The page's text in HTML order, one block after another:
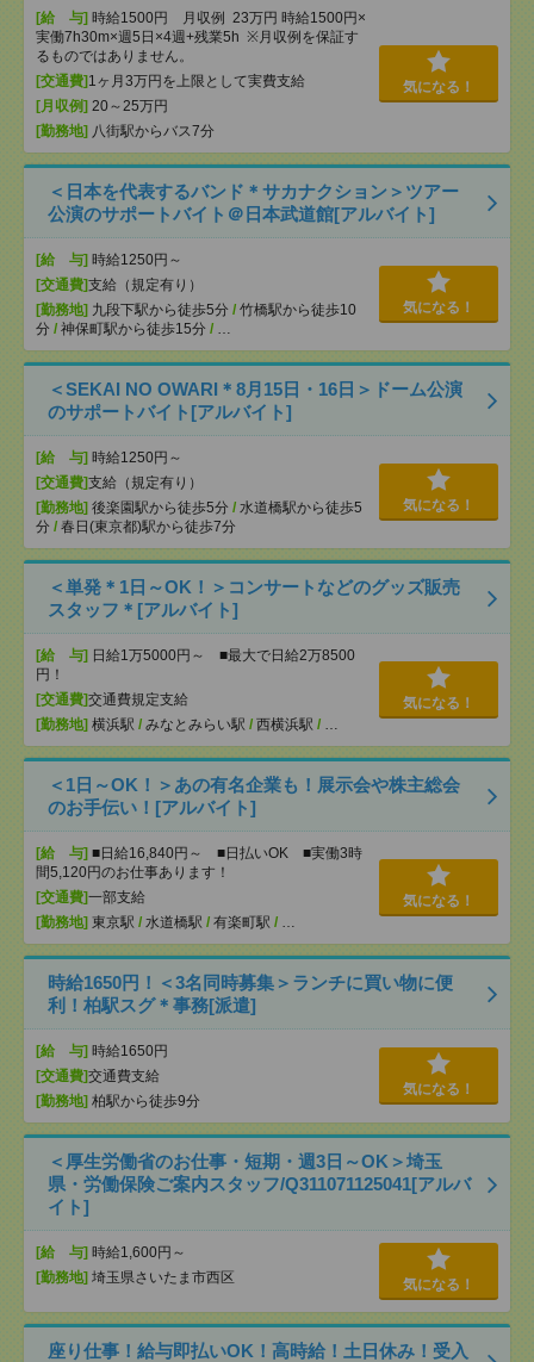
[給 与] 時給1500円 月収例 23万円 時給1500円×
実働7h30m×週5日×4週+残業5h ※月収例を保証す
るものではありません。
[交通費] 1ヶ月3万円を上限として実費支給
[月収例] 20～25万円
[勤務地] 八街駅からバス7分
気になる！
＜日本を代表するバンド＊サカナクション＞ツアー
公演のサポートバイト＠日本武道館[アルバイト]
[給 与] 時給1250円～
[交通費]支給（規定有り）
[勤務地] 九段下駅から徒歩5分 / 竹橋駅から徒歩10
分 / 神保町駅から徒歩15分 / …
気になる！
＜SEKAI NO OWARI＊8月15日・16日＞ドーム公演
のサポートバイト[アルバイト]
[給 与] 時給1250円～
[交通費]支給（規定有り）
[勤務地] 後楽園駅から徒歩5分 / 水道橋駅から徒歩5
分 / 春日(東京都)駅から徒歩7分
気になる！
＜単発＊1日～OK！＞コンサートなどのグッズ販売
スタッフ＊[アルバイト]
[給 与] 日給1万5000円～ ■最大で日給2万8500
円！
[交通費]交通費規定支給
[勤務地] 横浜駅 / みなとみらい駅 / 西横浜駅 / …
気になる！
＜1日～OK！＞あの有名企業も！展示会や株主総会
のお手伝い！[アルバイト]
[給 与] ■日給16,840円～ ■日払いOK ■実働3時
間5,120円のお仕事あります！
[交通費]一部支給
[勤務地] 東京駅 / 水道橋駅 / 有楽町駅 / …
気になる！
時給1650円！＜3名同時募集＞ランチに買い物に便
利！柏駅スグ＊事務[派遣]
[給 与] 時給1650円
[交通費]交通費支給
[勤務地] 柏駅から徒歩9分
気になる！
＜厚生労働省のお仕事・短期・週3日～OK＞埼玉
県・労働保険ご案内スタッフ/Q311071125041[アルバ
イト]
[給 与] 時給1,600円～
[勤務地] 埼玉県さいたま市西区 気になる！
座り仕事！給与即払いOK！高時給！土日休み！受入